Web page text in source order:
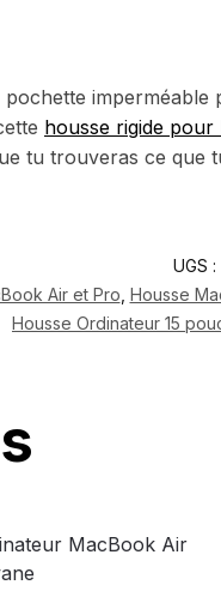
housse rigide
tu trouveras ce que
UGS :
Air et Pro Housse
Housse Ordinateur 15